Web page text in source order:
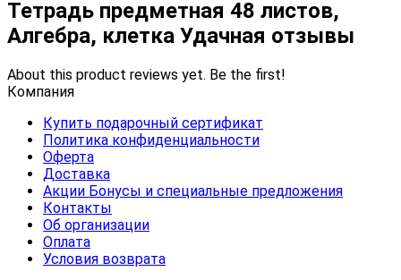
Тетрадь предметная 48 листов,
Алгебра, клетка Удачная отзывы
About this product reviews yet. Be the first!
Компания
Купить подарочный сертификат
Политика конфиденциальности
Оферта
Доставка
Акции Бонусы и специальные предложения
Контакты
Об организации
Оплата
Условия возврата